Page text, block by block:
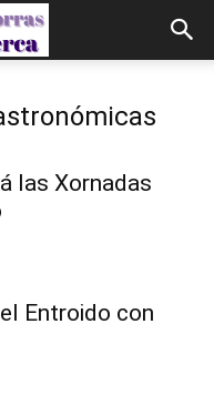
las Xornadas
Entroido con